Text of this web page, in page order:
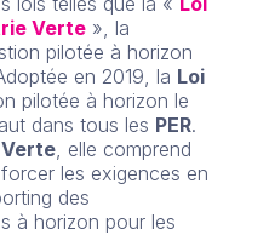
Verte », la
pilotée à horizon
en 2019, la Loi
pilotée à horizon le
dans tous les PER.
, elle comprend
les exigences en
des
à horizon pour les